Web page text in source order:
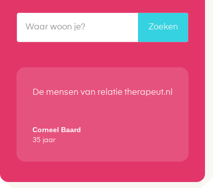
De mensen van relatie therapeut.nl
Corneel Baard
35 jaar